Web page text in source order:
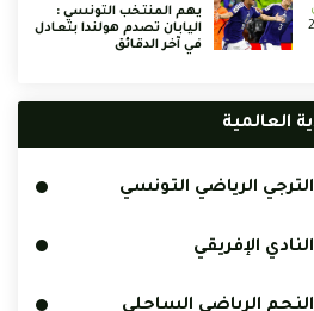
يهم المنتخب التونسي :
اليابان تصدم هولندا بتعادل
في آخر الدقائق
العالمية
الترجي الرياضي التونسي
النادي الإفريقي
النجم الرياضي الساحلي